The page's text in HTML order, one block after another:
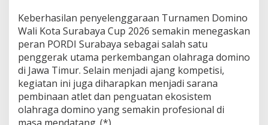
Keberhasilan penyelenggaraan Turnamen Domino
Wali Kota Surabaya Cup 2026 semakin menegaskan
peran PORDI Surabaya sebagai salah satu
penggerak utama perkembangan olahraga domino
di Jawa Timur. Selain menjadi ajang kompetisi,
kegiatan ini juga diharapkan menjadi sarana
pembinaan atlet dan penguatan ekosistem
olahraga domino yang semakin profesional di